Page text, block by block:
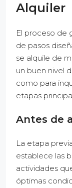
Alquiler
El proceso de
de pasos
se alquile de
un buen nivel
como para
etapas
Antes de
La etapa
establece las
actividades
óptimas